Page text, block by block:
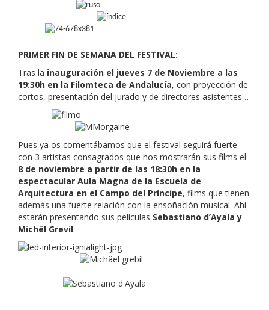
PRIMER FIN DE SEMANA DEL FESTIVAL:
Tras la inauguración el jueves 7 de Noviembre a las
19:30h en la Filomteca de Andalucía, con proyección de
cortos, presentación del jurado y de directores asistentes…
Pues ya os comentábamos que el festival seguirá fuerte
con 3 artistas consagrados que nos mostrarán sus films el
8 de noviembre a partir de las 18:30h en la
espectacular Aula Magna de la Escuela de
Arquitectura en el Campo del Príncipe, films que tienen
además una fuerte relación con la ensoñación musical. Ahí
estarán presentando sus películas Sebastiano d’Ayala y
Michël Grevil.